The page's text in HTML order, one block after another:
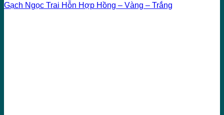
Gạch Ngọc Trai Hỗn Hợp Hồng – Vàng – Trắng